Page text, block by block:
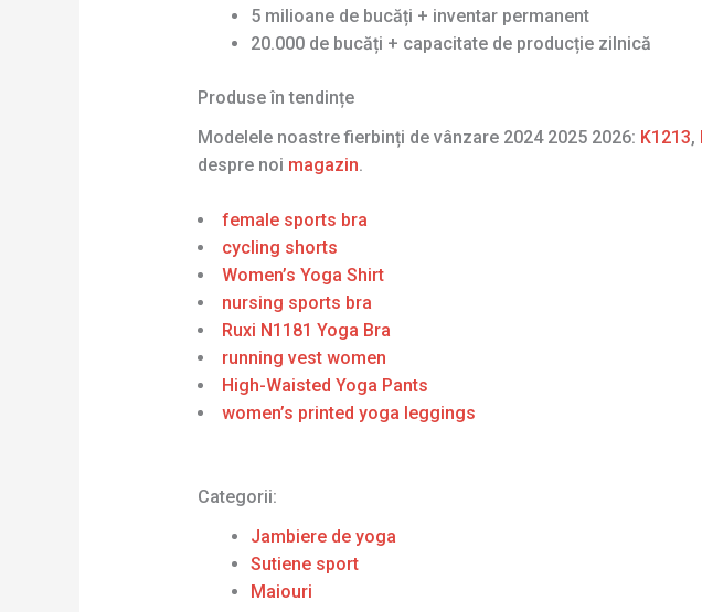
5 milioane de bucăți + inventar permanent
20.000 de bucăți + capacitate de producție zilnică
Produse în tendințe
Modelele noastre fierbinți de vânzare 2024 2025 2026: K1213,
despre noi magazin.
female sports bra
cycling shorts
Women’s Yoga Shirt
nursing sports bra
Ruxi N1181 Yoga Bra
running vest women
High-Waisted Yoga Pants
women’s printed yoga leggings
Categorii:
Jambiere de yoga
Sutiene sport
Maiouri